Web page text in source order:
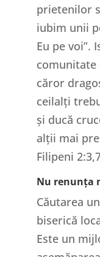
prietenilor
iubim unii
Eu pe voi”.
comunitate
căror
ceilalți
și ducă
alții mai
Filipeni
Nu renunța
Căutarea
biserică
Este un